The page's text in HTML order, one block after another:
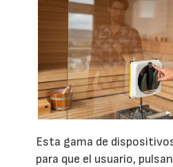
Esta gama de
para que el usuario,